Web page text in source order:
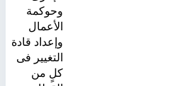
وحوكمة
الأعمال
وإعداد قادة
التغيير فى
كلٍ من